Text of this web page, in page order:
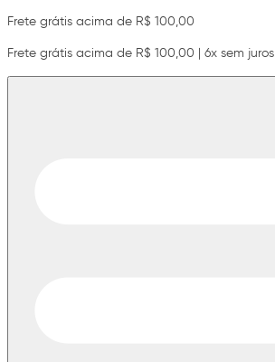
Frete grátis acima de R$ 100,00
Frete grátis acima de R$ 100,00 | 6x sem juros